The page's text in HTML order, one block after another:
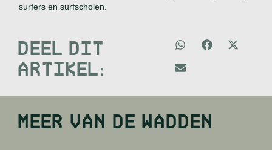
surfers en surfscholen.
DEEL DIT
ARTIKEL:
MEER VANDE WADDEN